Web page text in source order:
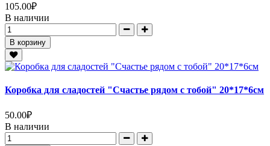
105.00₽
В наличии
В корзину
Коробка для сладостей "Счастье рядом с тобой" 20*17*6см
50.00₽
В наличии